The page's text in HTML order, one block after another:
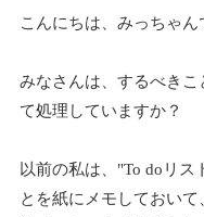
こんにちは、みっちゃん
みなさんは、するべき
て処理していますか？
以前の私は、"To doリス
とを紙にメモしておい